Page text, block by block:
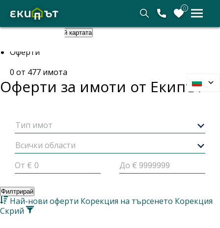
0
Скрий картата
Оферти
0 от 477 имота
Оферти за имоти от Екипът
Тип имот
Всички области
От €
До €
Филтрирай
Най-нови оферти Корекция на търсенето Корекция
Скрий